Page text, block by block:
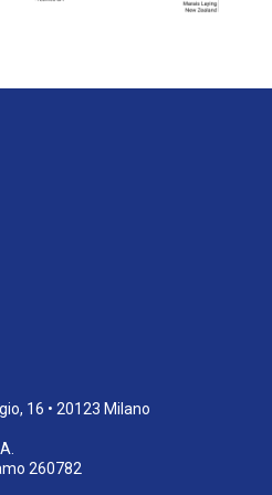
16 • 20123 Milano
260782